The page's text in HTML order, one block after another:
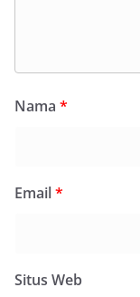
Nama *
Email*
Situs Web